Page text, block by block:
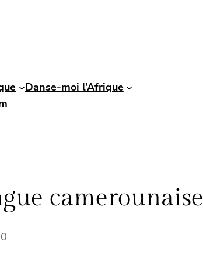
Danse-moi l’Afrique
camerounaise